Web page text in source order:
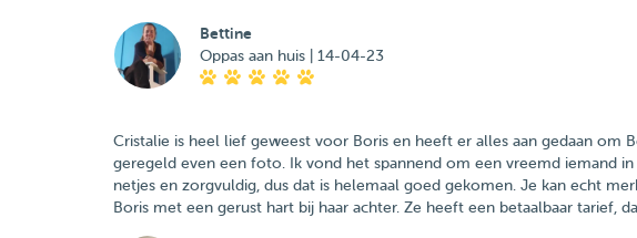
Bettine
Oppas aan huis | 14-04-23
Cristalie is heel lief geweest voor Boris en heeft er alles aan gedaan om
geregeld even een foto. Ik vond het spannend om een vreemd iemand
netjes en zorgvuldig, dus dat is helemaal goed gekomen. Je kan echt
Boris met een gerust hart bij haar achter. Ze heeft een betaalbaar tarief,